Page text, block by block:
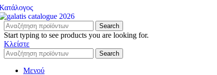
Search
Start typing to see products you are looking for.
Κλείστε
Search
Μενού